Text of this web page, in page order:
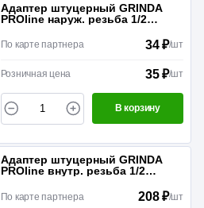
Адаптер штуцерный GRINDA
PROline наруж. резьба 1/2
По карте партнера 34 ₽/шт
Розничная цена 35 ₽/шт
В корзину
Адаптер штуцерный GRINDA
PROline внутр. резьба 1/2
По карте партнера 208 ₽/шт